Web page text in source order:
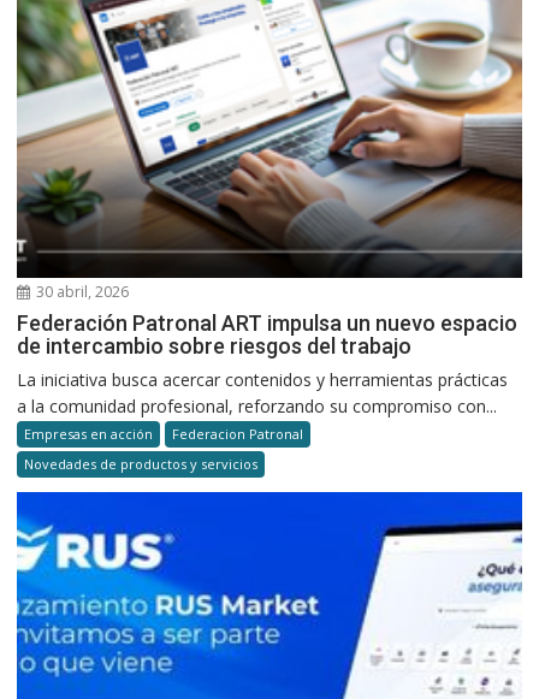
30 abril, 2026
Federación Patronal ART impulsa un nuevo espacio
de intercambio sobre riesgos del trabajo
La iniciativa busca acercar contenidos y herramientas prácticas
a la comunidad profesional, reforzando su compromiso con...
Empresas en acción
Federacion Patronal
Novedades de productos y servicios